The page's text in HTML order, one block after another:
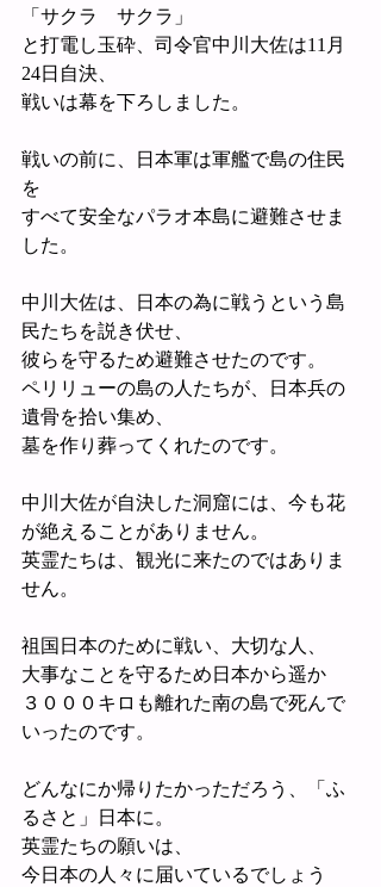
「サクラ　サクラ」
と打電し玉砕、司令官中川大佐は11月
24日自決、
戦いは幕を下ろしました。
戦いの前に、日本軍は軍艦で島の住民
を
すべて安全なパラオ本島に避難させま
した。
中川大佐は、日本の為に戦うという島
民たちを説き伏せ、
彼らを守るため避難させたのです。
ペリリューの島の人たちが、日本兵の
遺骨を拾い集め、
墓を作り葬ってくれたのです。
中川大佐が自決した洞窟には、今も花
が絶えることがありません。
英霊たちは、観光に来たのではありま
せん。
祖国日本のために戦い、大切な人、
大事なことを守るため日本から遥か
３０００キロも離れた南の島で死んで
いったのです。
どんなにか帰りたかっただろう、「ふ
るさと」日本に。
英霊たちの願いは、
今日本の人々に届いているでしょう